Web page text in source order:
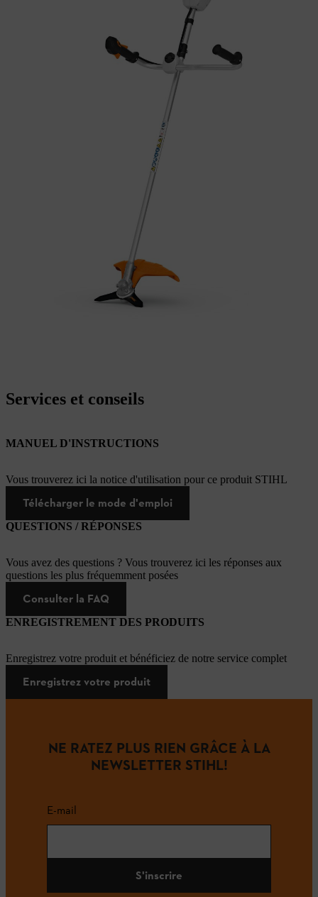
Services et conseils
MANUEL D'INSTRUCTIONS
Vous trouverez ici la notice d'utilisation pour ce produit STIHL
Télécharger le mode d'emploi
QUESTIONS / RÉPONSES
Vous avez des questions ? Vous trouverez ici les réponses aux
questions les plus fréquemment posées
Consulter la FAQ
ENREGISTREMENT DES PRODUITS
Enregistrez votre produit et bénéficiez de notre service complet
Enregistrez votre produit
NE RATEZ PLUS RIEN GRÂCE À LA
NEWSLETTER STIHL!
E-mail
S'inscrire